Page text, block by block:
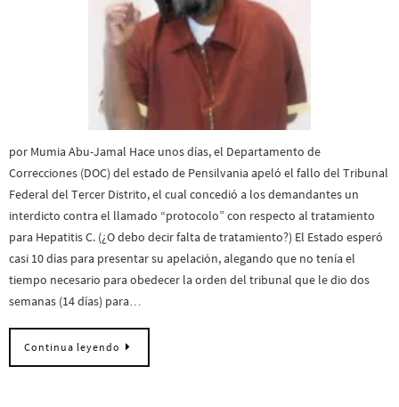
por Mumia Abu-Jamal Hace unos días, el Departamento de
Correcciones (DOC) del estado de Pensilvania apeló el fallo del Tribunal
Federal del Tercer Distrito, el cual concedió a los demandantes un
interdicto contra el llamado “protocolo” con respecto al tratamiento
para Hepatitis C. (¿O debo decir falta de tratamiento?) El Estado esperó
casi 10 días para presentar su apelación, alegando que no tenía el
tiempo necesario para obedecer la orden del tribunal que le dio dos
semanas (14 días) para…
Continua leyendo